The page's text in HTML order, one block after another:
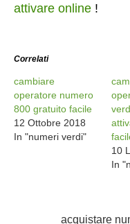
attivare online !
Correlati
cambiare
operatore numero
800 gratuito facile
12 Ottobre 2018
In "numeri verdi"
10
In
acquistare